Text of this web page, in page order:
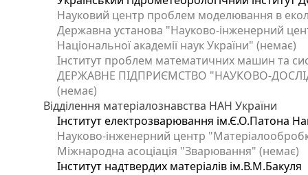
Науковий центр проблем моделювання в
Державна установа "Науково-інженерний
Національної академії наук України" (немає)
Інститут проблем математичних машин та
ДЕРЖАВНЕ ПІДПРИЄМСТВО "НАУКОВО-
(немає)
Відділення матеріалознавства НАН України
Інститут електрозварювання ім.Є.О.Патона
Науково-інженерний центр
Міжнародна асоціація "Зварювання" (немає)
Інститут надтвердих матеріалів ім.В.М.Бакуля